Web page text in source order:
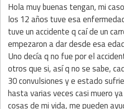
Hola muy buenas tengan, mi
los 12 años tuve esa
tuve un accidente q caí de un
empezaron a dar desde esa
Uno decía q no fue por el
otros que si, así q no se sabe,
30 convulsiones y e estado
hasta varias veces casi muero
cosas de mi vida, me pueden